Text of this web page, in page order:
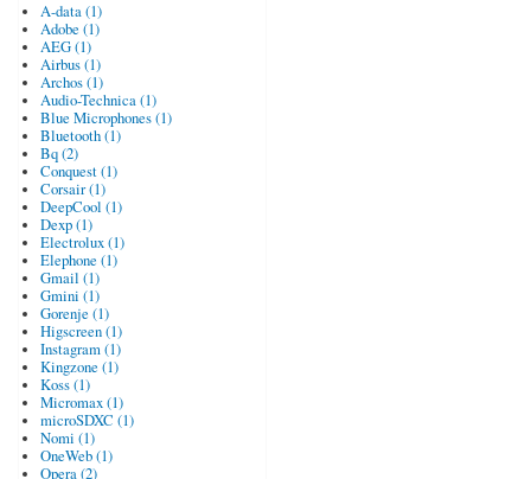
A-data (1)
Adobe (1)
AEG (1)
Airbus (1)
Archos (1)
Audio-Technica (1)
Blue Microphones (1)
Bluetooth (1)
Bq (2)
Conquest (1)
Corsair (1)
DeepCool (1)
Dexp (1)
Electrolux (1)
Elephone (1)
Gmail (1)
Gmini (1)
Gorenje (1)
Higscreen (1)
Instagram (1)
Kingzone (1)
Koss (1)
Micromax (1)
microSDXC (1)
Nomi (1)
OneWeb (1)
Opera (2)